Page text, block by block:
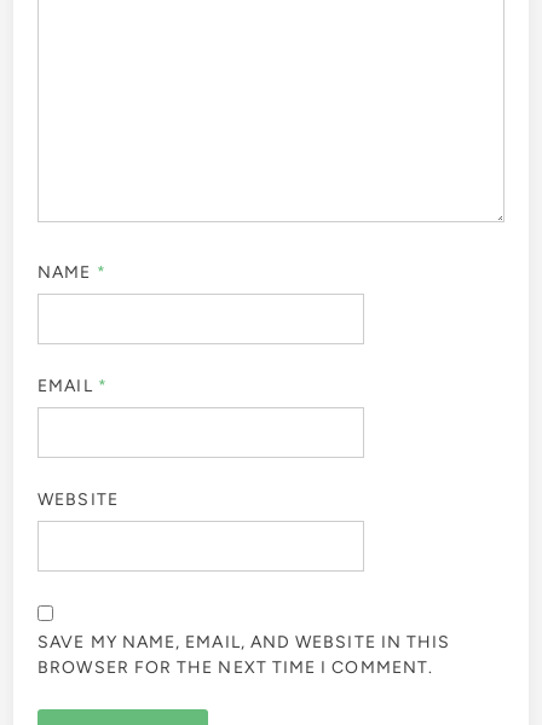
NAME *
EMAIL *
WEBSITE
SAVE MY NAME, EMAIL, AND WEBSITE IN THIS
BROWSER FOR THE NEXT TIME I COMMENT.